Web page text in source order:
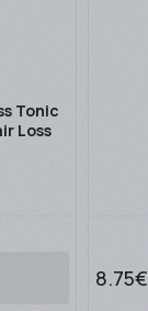
Tonic
Loss
8.75€